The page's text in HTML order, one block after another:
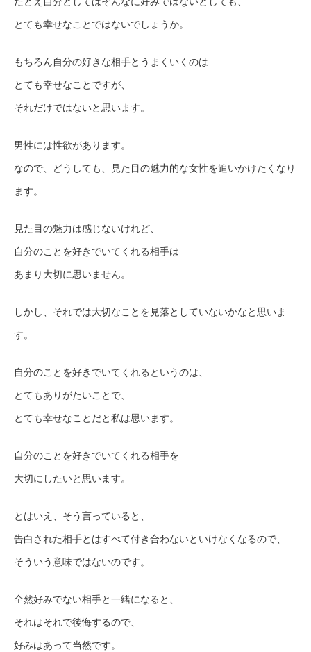
とても幸せなことではないでしょうか。
もちろん自分の好きな相手とうまくいくのは
とても幸せなことですが、
それだけではないと思います。
男性には性欲があります。
なので、どうしても、見た目の魅力的な女性を追いかけたくなり
ます。
見た目の魅力は感じないけれど、
自分のことを好きでいてくれる相手は
あまり大切に思いません。
しかし、それでは大切なことを見落としていないかなと思いま
す。
自分のことを好きでいてくれるというのは、
とてもありがたいことで、
とても幸せなことだと私は思います。
自分のことを好きでいてくれる相手を
大切にしたいと思います。
とはいえ、そう言っていると、
告白された相手とはすべて付き合わないといけなくなるので、
そういう意味ではないのです。
全然好みでない相手と一緒になると、
それはそれで後悔するので、
好みはあって当然です。